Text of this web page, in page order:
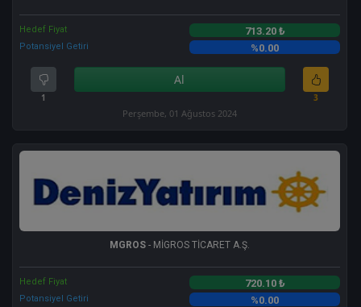
Hedef Fiyat 713.20 ₺
Potansiyel Getiri %0.00
1
Al
3
Perşembe, 01 Ağustos 2024
MGROS - MİGROS TİCARET A.Ş.
Hedef Fiyat 720.10 ₺
Potansiyel Getiri %0.00